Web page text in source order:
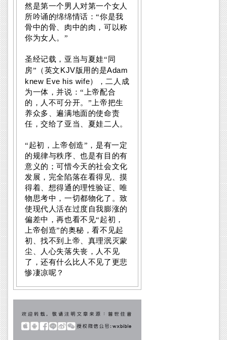
然是第一个男人对第一个女人
所吟诵的绵绵情话：“你是我
骨中的骨、肉中的肉，可以称
你为女人。”
圣经记载，亚当与夏娃“同
房”（英文KJV版用的是Adam
knew Eve his wife），二人成
为一体，并说：“上帝配合
的，人不可分开。”上帝把生
养众多、遍满地面的使命责
任，交给了亚当、夏娃二人。
“起初，上帝创造”，是有一定
的规律与秩序、也是有目的有
意义的；可惜今天的社会文化
发展，完全陷落在看得见、摸
得着、想得通的理性验证、唯
物思考中，一切都物化了。致
使现代人活在过度自我膨涨的
偏差中，再也看不见“起初，
上帝创造”的奥秘，看不见起
初、找不到上帝、真理泯灭蒙
尘、人心失落失丧，人不见
了，还有什么比人不见了更悲
惨凄凉呢？